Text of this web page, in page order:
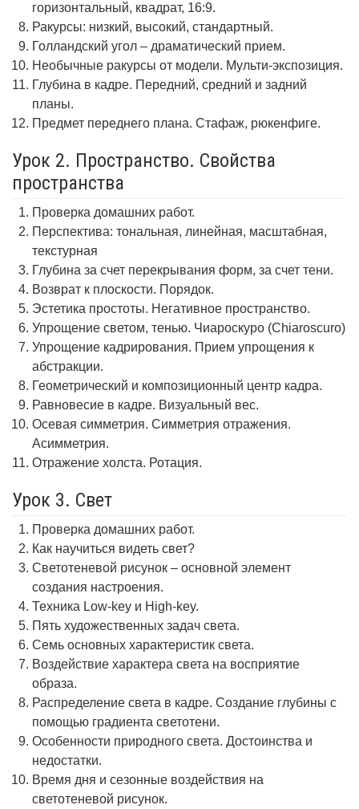
горизонтальный, квадрат, 16:9.
Ракурсы: низкий, высокий, стандартный.
Голландский угол – драматический прием.
Необычные ракурсы от модели. Мульти-экспозиция.
Глубина в кадре. Передний, средний и задний
планы.
Предмет переднего плана. Стафаж, рюкенфиге.
Урок 2. Пространство. Свойства
пространства
Проверка домашних работ.
Перспектива: тональная, линейная, масштабная,
текстурная
Глубина за счет перекрывания форм, за счет тени.
Возврат к плоскости. Порядок.
Эстетика простоты. Негативное пространство.
Упрощение светом, тенью. Чиароскуро (Chiaroscuro)
Упрощение кадрирования. Прием упрощения к
абстракции.
Геометрический и композиционный центр кадра.
Равновесие в кадре. Визуальный вес.
Осевая симметрия. Симметрия отражения.
Асимметрия.
Отражение холста. Ротация.
Урок 3. Свет
Проверка домашних работ.
Как научиться видеть свет?
Светотеневой рисунок – основной элемент
создания настроения.
Техника Low-key и High-key.
Пять художественных задач света.
Семь основных характеристик света.
Воздействие характера света на восприятие
образа.
Распределение света в кадре. Создание глубины с
помощью градиента светотени.
Особенности природного света. Достоинства и
недостатки.
Время дня и сезонные воздействия на
светотеневой рисунок.